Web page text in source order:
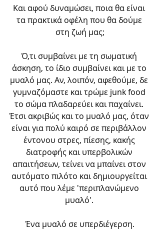
Και αφού δυναμώσει, ποια θα είναι
τα πρακτικά οφέλη που θα δούμε
στη ζωή μας;
Ό,τι συμβαίνει με τη σωματική
άσκηση, το ίδιο συμβαίνει και με το
μυαλό μας. Αν, λοιπόν, αφεθούμε, δε
γυμναζόμαστε και τρώμε junk food
το σώμα πλαδαρεύει και παχαίνει.
Έτσι ακριβώς και το μυαλό μας, όταν
είναι για πολύ καιρό σε περιβάλλον
έντονου στρες, πίεσης, κακής
διατροφής και υπερβολικών
απαιτήσεων, τείνει να μπαίνει στον
αυτόματο πιλότο και δημιουργείται
αυτό που λέμε 'περιπλανώμενο
μυαλό'.
Ένα μυαλό σε υπερδιέγερση.